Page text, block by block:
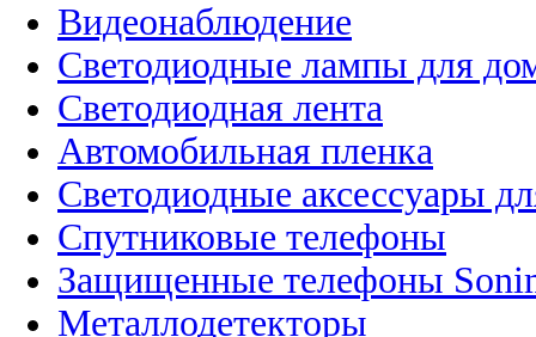
Видеонаблюдение
Светодиодные лампы для
Светодиодная лента
Автомобильная пленка
Светодиодные аксессуары
Спутниковые телефоны
Защищенные телефоны
Металлодетекторы